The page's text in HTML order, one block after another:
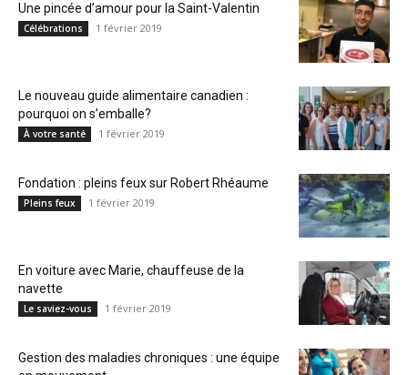
Une pincée d’amour pour la Saint-Valentin
Célébrations 1 février 2019
Le nouveau guide alimentaire canadien :
pourquoi on s’emballe?
À votre santé 1 février 2019
Fondation : pleins feux sur Robert Rhéaume
Pleins feux 1 février 2019
En voiture avec Marie, chauffeuse de la
navette
Le saviez-vous 1 février 2019
Gestion des maladies chroniques : une équipe